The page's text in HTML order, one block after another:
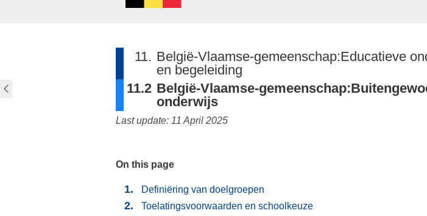
11. België-Vlaamse-gemeenschap:Educatieve
en begeleiding
11.2 België-Vlaamse-
onderwijs
Last update: 11 April 2025
On this page
Definiëring van doelgroepen
Toelatingsvoorwaarden en schoolkeuze